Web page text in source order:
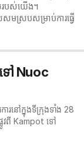
បស់យើង។
មស្របសម្រាប់ការធ្វើ
ៅ Nuoc
ារនៅក្នុងទីក្រុងទាំង 28
វពី Kampot ទៅ